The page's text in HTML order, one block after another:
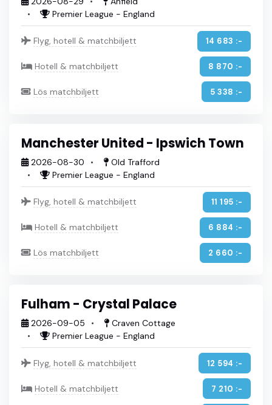
Premier League - England
Flyg, hotell & matchbiljett 14 683 :-
Hotell & matchbiljett 8 870 :-
Lös matchbiljett 5 338 :-
Manchester United - Ipswich Town
2026-08-30
Old Trafford
Premier League - England
Flyg, hotell & matchbiljett 11 195 :-
Hotell & matchbiljett 6 884 :-
Lös matchbiljett 2 660 :-
Fulham - Crystal Palace
2026-09-05
Craven Cottage
Premier League - England
Flyg, hotell & matchbiljett 12 594 :-
Hotell & matchbiljett 7 210 :-